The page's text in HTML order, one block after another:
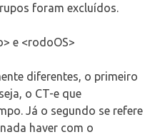
foram excluídos.
e <rodoOS>
diferentes, o primeiro
o CT-e que
Já o segundo se refere
haver com o